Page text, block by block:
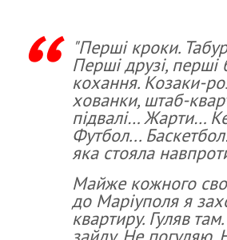
"Перші кроки.
Перші друзі, перші
кохання. Козаки-
хованки, штаб-
підвалі… Жарти…
Футбол...
яка стояла
Майже кожного
до Маріуполя я
квартиру. Гуляв
зайду. Не погуляю.